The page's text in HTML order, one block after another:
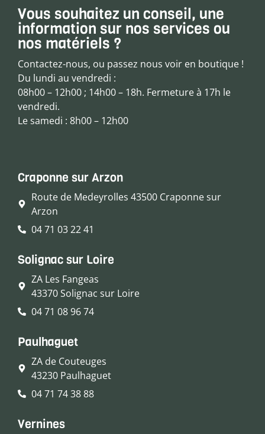
Vous souhaitez un conseil, une
information sur nos services ou
nos matériels ?
Contactez-nous, ou passez nous voir en boutique !
Du lundi au vendredi :
08h00 – 12h00 ; 14h00 – 18h. Fermeture à 17h le
vendredi.
Le samedi : 8h00 – 12h00
Craponne sur Arzon
Route de Medeyrolles 43500 Craponne sur
Arzon
04 71 03 22 41
Solignac sur Loire
ZA Les Fangeas
43370 Solignac sur Loire
04 71 08 96 74
Paulhaguet
ZA de Couteuges
43230 Paulhaguet
04 71 74 38 88
Vernines